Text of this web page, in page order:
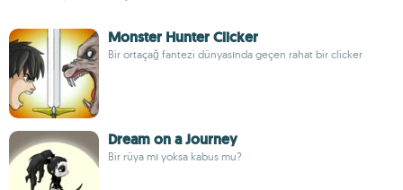
Monster Hunter Clicker
Bir ortaçağ fantezi dünyasında geçen rahat bir clicker
Dream on a Journey
Bir rüya mı yoksa kabus mu?